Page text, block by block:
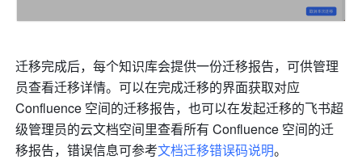
迁移完成后，每个知识库会提供一份迁移报告，可供管理
员查看迁移详情。可以在完成迁移的界面获取对应
Confluence 空间的迁移报告，也可以在发起迁移的飞书超
级管理员的云文档空间里查看所有 Confluence 空间的迁
移报告，错误信息可参考文档迁移错误码说明。